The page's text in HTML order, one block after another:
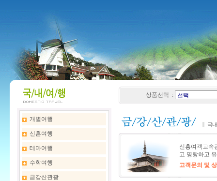
개별여행
신혼여행
테마여행
수학여행
금강산관광
상품선택 :
국
신흥여객고속
고 명랑하고
고객문의 및